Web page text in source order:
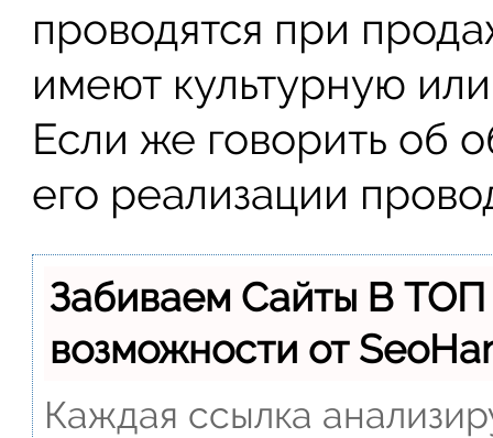
проводятся при
имеют культурную
Если же говорить об
его реализации
Забиваем Сайты В
возможности от
Каждая ссылка